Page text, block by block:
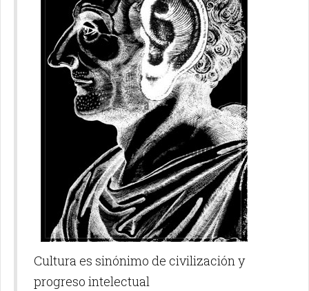
Cultura es sinónimo de civilización y
progreso intelectual